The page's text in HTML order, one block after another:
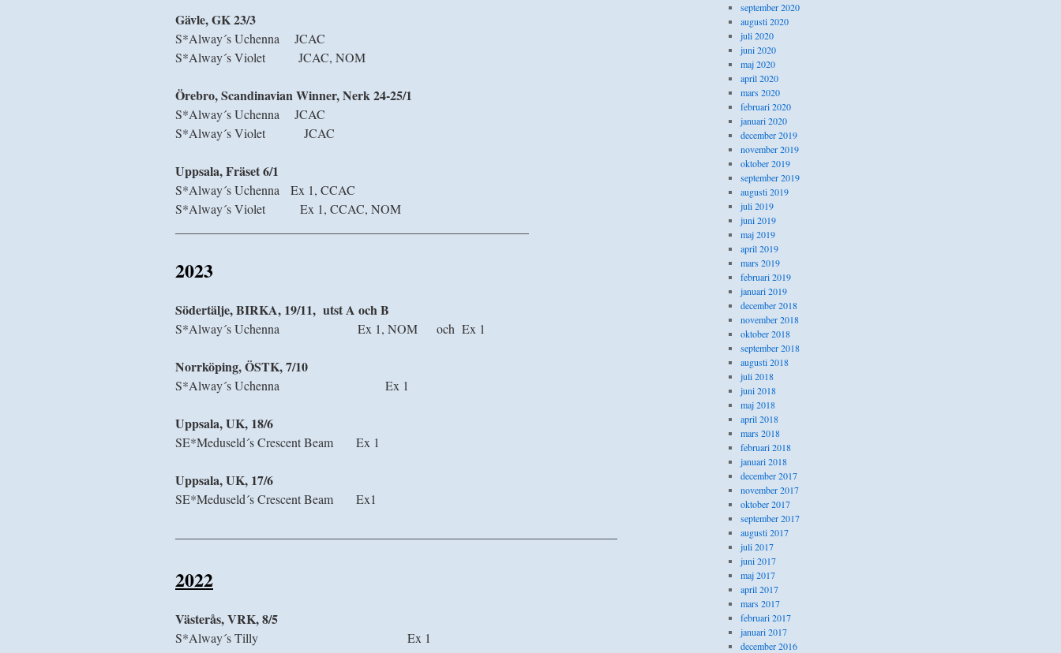
Gävle, GK 23/3
S*Alway´s Uchenna JCAC
S*Alway´s Violet JCAC, NOM
Örebro, Scandinavian Winner, Nerk 24-25/1
S*Alway´s Uchenna JCAC
S*Alway´s Violet JCAC
Uppsala, Fräset 6/1
S*Alway´s Uchenna Ex 1, CCAC
S*Alway´s Violet Ex 1, CCAC, NOM
2023
Södertälje, BIRKA, 19/11, utst A och B
S*Alway´s Uchenna Ex 1, NOM och Ex 1
Norrköping, ÖSTK, 7/10
S*Alway´s Uchenna Ex 1
Uppsala, UK, 18/6
SE*Meduseld´s Crescent Beam Ex 1
Uppsala, UK, 17/6
SE*Meduseld´s Crescent Beam Ex1
———————————————————————————————————
2022
Västerås, VRK, 8/5
S*Alway´s Tilly Ex 1
september 2020
augusti 2020
juli 2020
juni 2020
maj 2020
april 2020
mars 2020
februari 2020
januari 2020
december 2019
november 2019
oktober 2019
september 2019
augusti 2019
juli 2019
juni 2019
maj 2019
april 2019
mars 2019
februari 2019
januari 2019
december 2018
november 2018
oktober 2018
september 2018
augusti 2018
juli 2018
juni 2018
maj 2018
april 2018
mars 2018
februari 2018
januari 2018
december 2017
november 2017
oktober 2017
september 2017
augusti 2017
juli 2017
juni 2017
maj 2017
april 2017
mars 2017
februari 2017
januari 2017
december 2016